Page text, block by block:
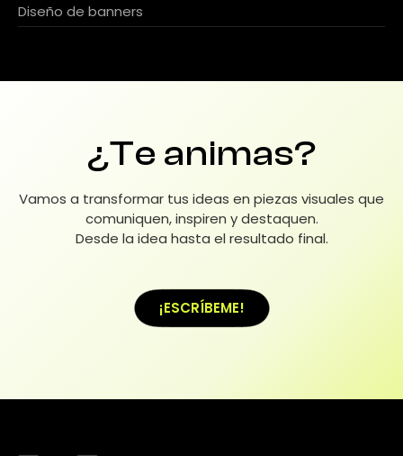
Diseño de banners
¿Te animas?
Vamos a transformar tus ideas en piezas visuales que
comuniquen, inspiren y destaquen.
Desde la idea hasta el resultado final.
¡ESCRÍBEME!